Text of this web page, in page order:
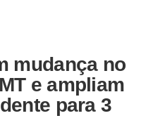
mudança no
e ampliam
para 3